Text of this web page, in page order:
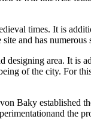
times. It is
and has numerous
designing area. It is
of the city. For
Baky established
the